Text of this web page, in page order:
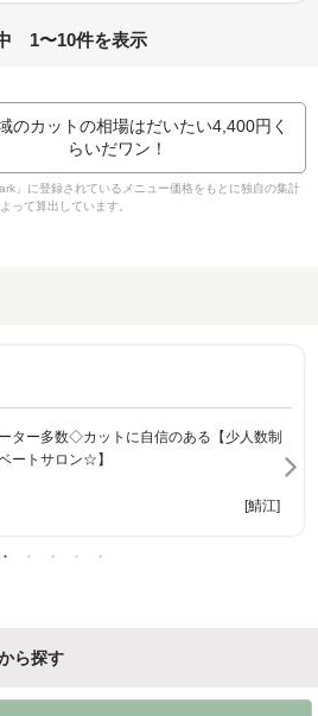
1〜10件を表示
のカットの相場はだいたい4,400円 く
らいだワン！
」に登録されているメニュー価格をもとに独自の集計
って算出しています。
イイ」をひきだします☆
ら探す